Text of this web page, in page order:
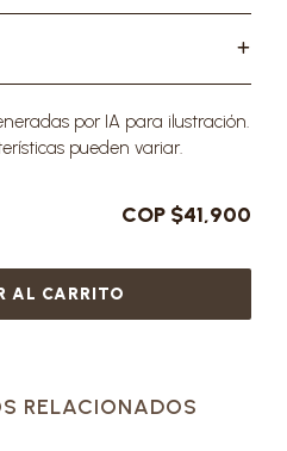
por IA para ilustración.
pueden variar.
COP $41,900
AL CARRITO
RELACIONADOS